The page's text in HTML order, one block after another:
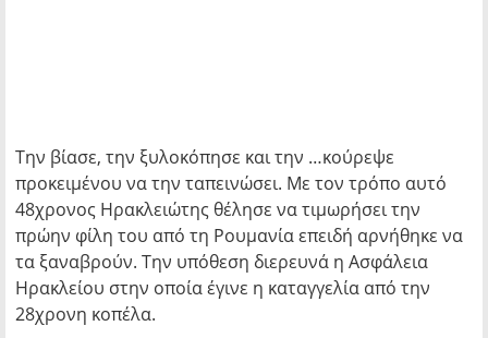
Την βίασε, την ξυλοκόπησε και την …κούρεψε
προκειμένου να την ταπεινώσει. Με τον τρόπο αυτό
48χρονος Ηρακλειώτης θέλησε να τιμωρήσει την
πρώην φίλη του από τη Ρουμανία επειδή αρνήθηκε να
τα ξαναβρούν. Την υπόθεση διερευνά η Ασφάλεια
Ηρακλείου στην οποία έγινε η καταγγελία από την
28χρονη κοπέλα.